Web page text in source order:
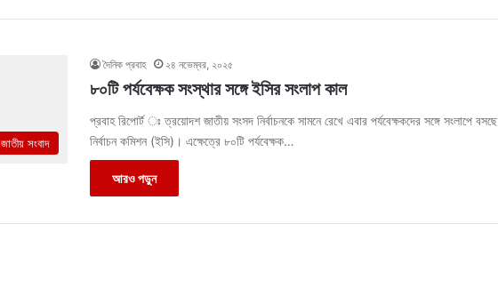
জাতীয় সংবাদ
দৈনিক প্রবাহ ২৪ নভেম্বর, ২০২৫
৮০টি পর্যবেক্ষক সংস্থার সঙ্গে ইসির সংলাপ কাল
প্রবাহ রিপোর্ট ঃ ত্রয়োদশ জাতীয় সংসদ নির্বাচনকে সামনে রেখে এবার পর্যবেক্ষকদের সঙ্গে সংলাপে বসছে
নির্বাচন কমিশন (ইসি)। এক্ষেত্রে ৮০টি পর্যবেক্ষক…
আরও পড়ুন